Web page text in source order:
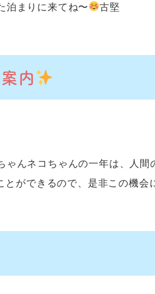
泊まりに来てね〜 古堅
内
ゃんネコちゃんの一年は、人
ができるので、是非この機